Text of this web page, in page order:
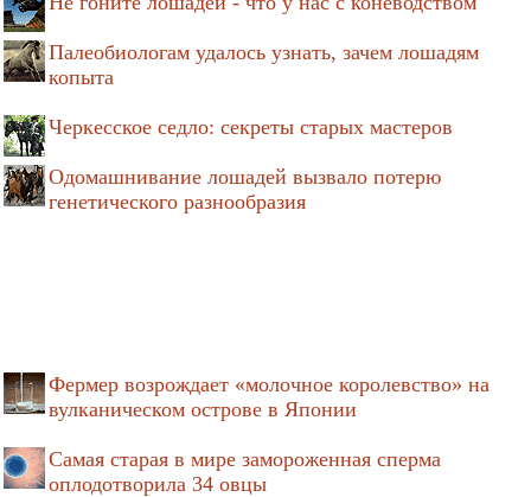
Палеобиологам удалось узнать, зачем лошадям
копыта
Черкесское седло: секреты старых мастеров
Одомашнивание лошадей вызвало потерю
генетического разнообразия
Фермер возрождает «молочное королевство» на
вулканическом острове в Японии
Самая старая в мире замороженная сперма
оплодотворила 34 овцы